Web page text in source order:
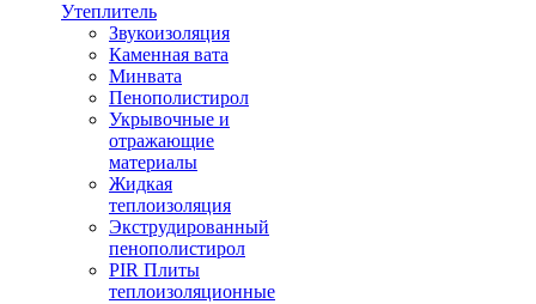
Утеплитель
Звукоизоляция
Каменная вата
Минвата
Пенополистирол
Укрывочные и
отражающие
материалы
Жидкая
теплоизоляция
Экструдированный
пенополистирол
PIR Плиты
теплоизоляционные